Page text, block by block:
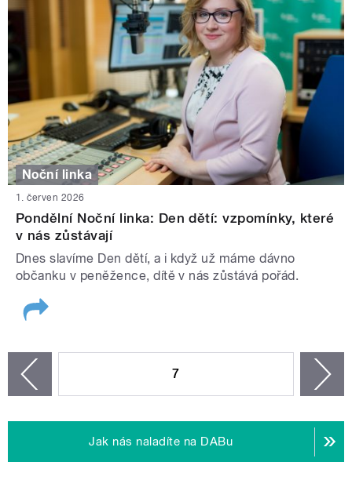
Noční linka
1. červen 2026
Pondělní Noční linka: Den dětí: vzpomínky, které
v nás zůstávají
Dnes slavíme Den dětí, a i když už máme dávno
občanku v peněžence, dítě v nás zůstává pořád.
7
Jak nás naladíte na DABu